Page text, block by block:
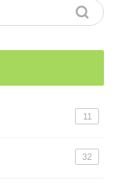
11
32